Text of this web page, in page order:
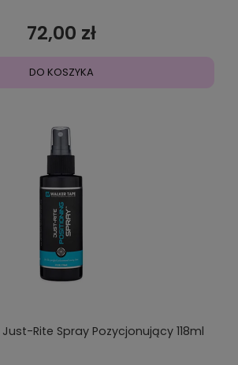
72,00 zł
DO KOSZYKA
Rite Spray Pozycjonujący 118ml